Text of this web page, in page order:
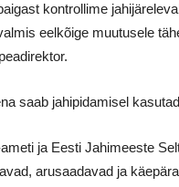
kontrollime
eelkõige muutusele
saab jahipidamisel
ja Eesti Jahimeeste
arusaadavad ja